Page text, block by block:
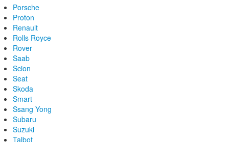
Porsche
Proton
Renault
Rolls Royce
Rover
Saab
Scion
Seat
Skoda
Smart
Ssang Yong
Subaru
Suzuki
Talbot